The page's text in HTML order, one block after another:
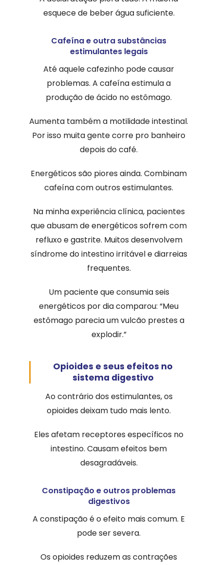
esquece de beber água suficiente.
Cafeína e outra substâncias
estimulantes legais
Até aquele cafezinho pode causar
problemas. A cafeína estimula a
produção de ácido no estômago.
Aumenta também a motilidade intestinal.
Por isso muita gente corre pro banheiro
depois do café.
Energéticos são piores ainda. Combinam
cafeína com outros estimulantes.
Na minha experiência clínica, pacientes
que abusam de energéticos sofrem com
refluxo e gastrite. Muitos desenvolvem
síndrome do intestino irritável e diarreias
frequentes.
Um paciente que consumia seis
energéticos por dia comparou: “Meu
estômago parecia um vulcão prestes a
explodir.”
Opioides e seus efeitos no
sistema digestivo
Ao contrário dos estimulantes, os
opioides deixam tudo mais lento.
Eles afetam receptores específicos no
intestino. Causam efeitos bem
desagradáveis.
Constipação e outros problemas
digestivos
A constipação é o efeito mais comum. E
pode ser severa.
Os opioides reduzem as contrações